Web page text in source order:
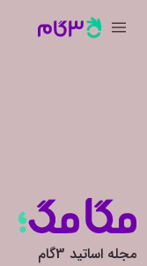
مجله اساتید 3گام